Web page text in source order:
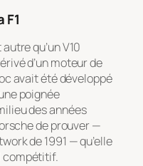
qu’un V10
d’un moteur de
avait été développé
poignée
des années
de prouver —
de 1991 — qu’elle
compétitif.